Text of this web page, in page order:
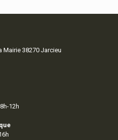
Mairie 38270 Jarcieu
12h